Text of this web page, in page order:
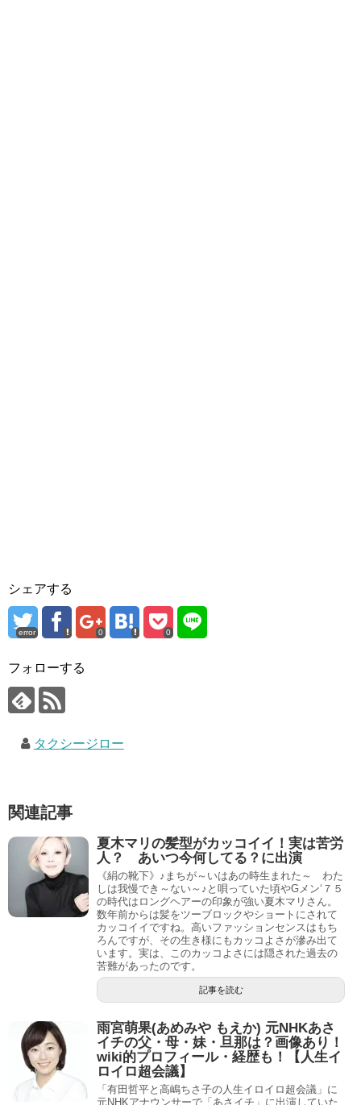
シェアする
error 0 0
フォローする
タクシージロー
関連記事
夏木マリの髪型がカッコイイ！実は苦労
人？ あいつ今何してる？に出演
《絹の靴下》♪まちが～いはあの時生まれた～ わた
しは我慢でき～ない～♪と唄っていた頃やGメン‘７５
の時代はロングヘアーの印象が強い夏木マリさん。
数年前からは髪をツーブロックやショートにされて
カッコイイですね。高いファッションセンスはもち
ろんですが、その生き様にもカッコよさが滲み出て
います。実は、このカッコよさには隠された過去の
苦難があったのです。
記事を読む
雨宮萌果(あめみや もえか) 元NHKあさ
イチの父・母・妹・旦那は？画像あり！
wiki的プロフィール・経歴も！【人生イ
ロイロ超会議】
「有田哲平と高嶋ちさ子の人生イロイロ超会議」に
元NHKアナウンサーで「あさイチ」に出演していた